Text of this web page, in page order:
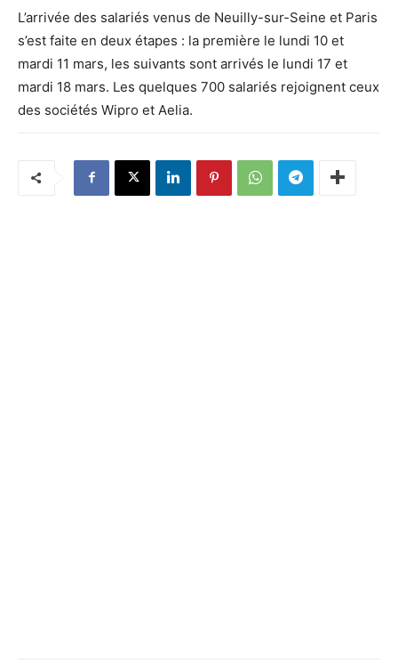
L’arrivée des salariés venus de Neuilly-sur-Seine et Paris
s’est faite en deux étapes : la première le lundi 10 et
mardi 11 mars, les suivants sont arrivés le lundi 17 et
mardi 18 mars. Les quelques 700 salariés rejoignent ceux
des sociétés Wipro et Aelia.